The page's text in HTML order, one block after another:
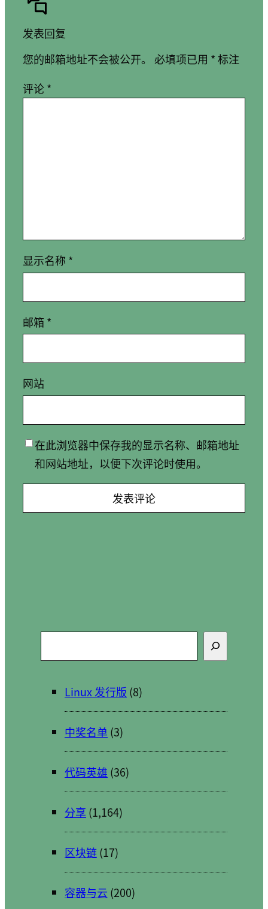
发表回复
您的邮箱地址不会被公开。 必填项已用 *标注
评论*
显示名称 *
邮箱 *
网站
在此浏览器中保存我的显示名称、邮箱地址
和网站地址，以便下次评论时使用。
索
Linux 发行版 (8)
中奖名单 (3)
代码英雄 (36)
分享 (1,164)
区块链(17)
容器与云 (200)